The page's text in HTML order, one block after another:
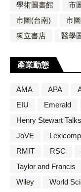
學術圖書館
市
市圖(台南)
市
獨立書店
醫學
產業動態
AMA APA
EIU
Emerald
Henry Stewart Talks
JoVE
Lexicomp
RMIT
RSC
Taylor and Francis
Wiley
World